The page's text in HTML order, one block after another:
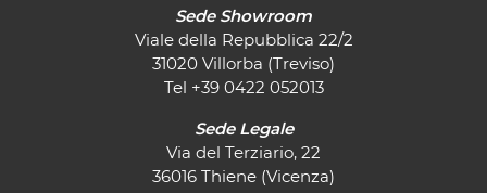
Sede Showroom
Viale della Repubblica 22/2
31020 Villorba (Treviso)
Tel +39 0422 052013
Sede Legale
Via del Terziario, 22
36016 Thiene (Vicenza)